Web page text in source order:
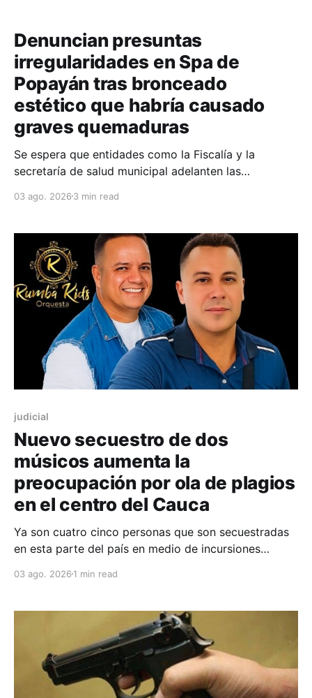
Denuncian presuntas
irregularidades en Spa de
Popayán tras bronceado
estético que habría causado
graves quemaduras
Se espera que entidades como la Fiscalía y la
secretaría de salud municipal adelanten las
velar por la integridad de esta ciudadana.
03 ago. 2026 3 min read
judicial
Nuevo secuestro de dos
músicos aumenta la
preocupación por ola de plagios
en el centro del Cauca
Ya son cuatro cinco personas que son secuestradas
en esta parte del país en medio de incursiones
van de Popayán hacia Timbío y El Tambo.
03 ago. 2026 1 min read